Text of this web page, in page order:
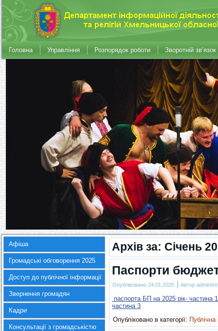
Головна Управління Розпорядок роботи Зворотній зв’язок
Афіша
Громадські обговорення 2025
Доступ до публічної інформації
Звернення громадян
Кадри
Консультації з громадськістю
Архів за: Січень
Паспорти
Опубліковано 24.01.2025 | Автор
паспорта БП на 2025 рік- частина 1
частина 3
Опубліковано в категорії: Публічна